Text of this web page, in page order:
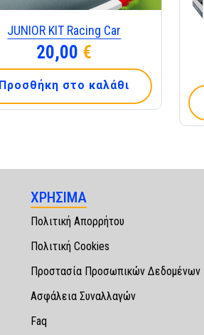
JUNIOR KIT Racing Car
20,00 €
Προσθήκη στο καλάθι
ΧΡΗΣΙΜΑ
Πολιτική Απορρήτου
Πολιτική Cookies
Προστασία Προσωπικών Δεδομένων
Ασφάλεια Συναλλαγών
Faq